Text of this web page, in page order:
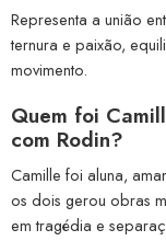
Representa a união
ternura e paixão,
movimento.
Quem foi
com Rodin?
Camille foi aluna,
os dois gerou obras
em tragédia e